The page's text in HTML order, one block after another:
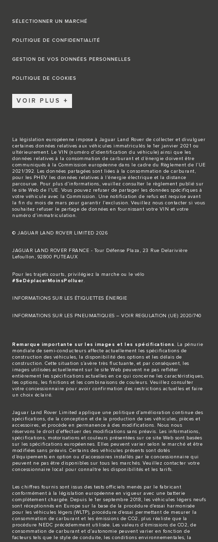
SÉLECTIONNER UN MARCHÉ
POLITIQUE DE CONFIDENTIALITÉ
GESTION DE VOS DONNÉES PERSONNELLES
POLITIQUE DE COOKIES
VOIR PLUS
La législation européenne impose à Jaguar Land Rover de collecter et divulguer
certaines données relatives aux véhicules immatriculés le 1er janvier 2021 ou
ultérieurement. Le VIN (numéro d’identification du véhicule) ainsi que les
données relatives à la consommation de carburant et d’énergie doivent être
communiqués à la Commission européenne dans le cadre du Règlement de l’UE
2021/392. Les données partagées sont liées à la consommation de carburant,
pour les PHEV les données relatives à l’énergie électrique et la distance
parcourue. Pour plus d’informations, veuillez consulter le règlement publié sur
le site Web de l’UE . Vous pouvez refuser de partager les données spécifiques à
votre véhicule avec la Commission. Une notification de refus est requise avant
la fin du mois de mars pour garantir l’exclusion. Veuillez nous contacter si vous
souhaitez refuser le partage de données en fournissant votre VIN et votre
numéro d’immatriculation.
© JAGUAR LAND ROVER LIMITED 2026
JAGUAR LAND ROVER FRANCE - Tour Défense Plaza, 23 Rue Delarivière
Lefoullon, 92800 PUTEAUX
Pour les trajets courts, privilégiez la marche ou le vélo
#SeDéplacerMoinsPolluer
INFORMATIONS SUR LES ÉTIQUETTES ÉNERGIE
INFORMATIONS SUR LES PNEUMATIQUES – VOIR REGULATION (UE) 2020/740
Remarque importante sur les images et les spécifications . La pénurie
mondiale de semi-conducteurs affecte actuellement les spécifications de
construction des véhicules, la disponibilité des options et les délais de
construction. Cette situation s’avère très fluctuante, et par conséquent, les
images utilisées actuellement sur le site Web peuvent ne pas refléter
entièrement les spécifications actuelles en ce qui concerne les caractéristiques,
les options, les finitions et les combinaisons de couleurs. Veuillez consulter
votre concessionnaire pour avoir confirmation des restrictions actuelles et faire
un choix éclairé.
Jaguar Land Rover Limited applique une politique d’amélioration continue des
spécifications, de la conception et de la production de ses véhicules, pièces et
accessoires, et procède en permanence à des modifications. Nous nous
réservons le droit d’effectuer des modifications sans préavis. Les informations,
spécifications, motorisations et couleurs présentées sur ce site Web sont basées
sur les spécifications européennes. Elles peuvent varier selon le marché et être
modifiées sans préavis. Certains des véhicules présents sont dotés
d’équipements en option ou d’accessoires installés par le concessionnaire qui
peuvent ne pas être disponibles sur tous les marchés. Veuillez contacter votre
concessionnaire local pour connaître les disponibilités et les tarifs.
Les chiffres fournis sont issus des tests officiels menés par le fabricant
conformément à la législation européenne en vigueur avec une batterie
complètement chargée. Depuis le 1er septembre 2018, les véhicules légers neufs
sont réceptionnés en Europe sur la base de la procédure d'essai harmonisée
pour les véhicules légers (WLTP), procédure d'essai permettant de mesurer la
consommation de carburant et les émissions de CO2, plus réaliste que la
procédure NEDC précédemment utilisée. Les valeurs d’émissions de CO2, de
consommation de carburant et d’autonomie peuvent varier en fonction de
facteurs tels que le style de conduite, les conditions environnementales, la